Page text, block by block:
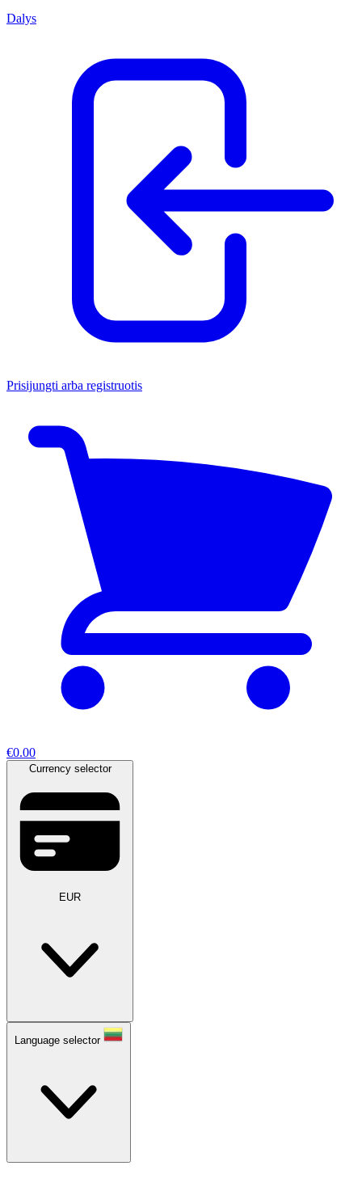
Dalys
Prisijungti arba registruotis
€0.00
Currency selector
EUR
Language selector